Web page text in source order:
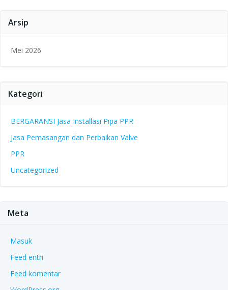
Arsip
Mei 2026
Kategori
BERGARANSI Jasa Installasi Pipa PPR
Jasa Pemasangan dan Perbaikan Valve
PPR
Uncategorized
Meta
Masuk
Feed entri
Feed komentar